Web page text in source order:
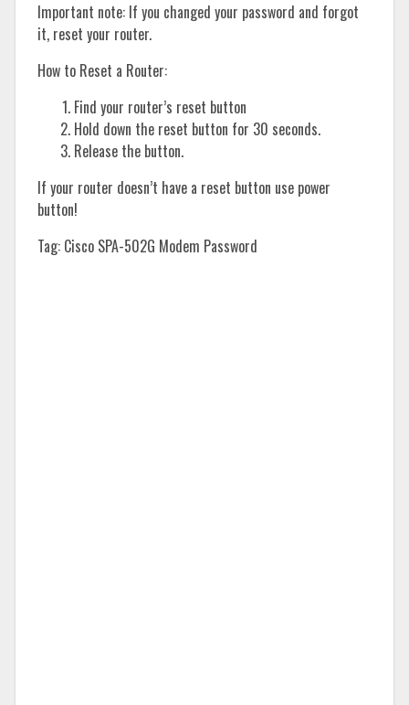
Important note: If you changed your password and forgot
it, reset your router.
How to Reset a Router:
Find your router’s reset button
Hold down the reset button for 30 seconds.
Release the button.
If your router doesn’t have a reset button use power
button!
Tag: Cisco SPA-502G Modem Password